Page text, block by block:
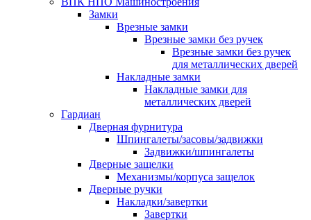
Замки
Врезные замки
Врезные замки без ручек
Врезные замки без ручек
для металлических дверей
Накладные замки
Накладные замки для
металлических дверей
Гардиан
Дверная фурнитура
Шпингалеты/засовы/задвижки
Задвижки/шпингалеты
Дверные защелки
Механизмы/корпуса защелок
Дверные ручки
Накладки/завертки
Завертки